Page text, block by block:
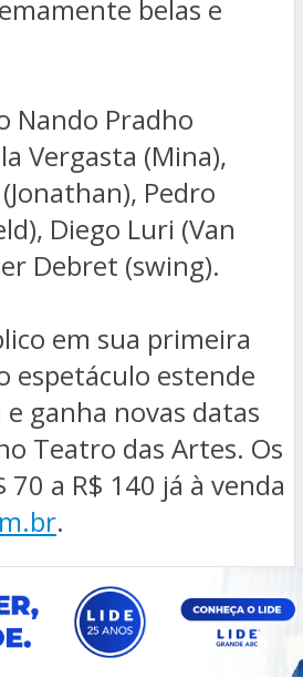
belas e
Nando Pradho
Vergasta (Mina),
Pedro
Diego Luri (Van
Debret (swing).
em sua primeira
espetáculo estende
ganha novas datas
Teatro das Artes. Os
70 a R$ 140 já à venda
.